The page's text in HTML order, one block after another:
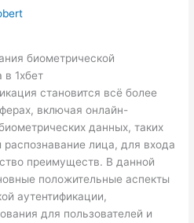
биометрической
в 1хбет
становится всё более
включая онлайн-
данных, таких
распознавание лица, для входа
преимуществ. В данной
положительные аспекты
аутентификации,
для пользователей и